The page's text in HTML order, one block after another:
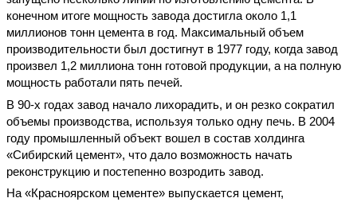
конечном итоге мощность завода достигла около 1,1
миллионов тонн цемента в год. Максимальный объем
производительности был достигнут в 1977 году, когда завод
произвел 1,2 миллиона тонн готовой продукции, а на полную
мощность работали пять печей.
В 90-х годах завод начало лихорадить, и он резко сократил
объемы производства, используя только одну печь. В 2004
году промышленный объект вошел в состав холдинга
«Сибирский цемент», что дало возможность начать
реконструкцию и постепенно возродить завод.
На «Красноярском цементе» выпускается цемент,